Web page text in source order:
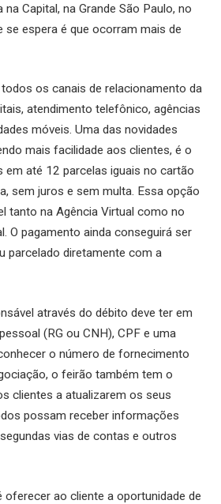
Capital, na Grande São Paulo, no
se espera é que ocorram mais de
os canais de relacionamento da
atendimento telefônico, agências
móveis. Uma das novidades
mais facilidade aos clientes, é o
em até 12 parcelas iguais no cartão
sem juros e sem multa. Essa opção
tanto na Agência Virtual como no
O pagamento ainda conseguirá ser
parcelado diretamente com a
através do débito deve ter em
(RG ou CNH), CPF e uma
o número de fornecimento
o feirão também tem o
clientes a atualizarem os seus
possam receber informações
vias de contas e outros
oferecer ao cliente a oportunidade de